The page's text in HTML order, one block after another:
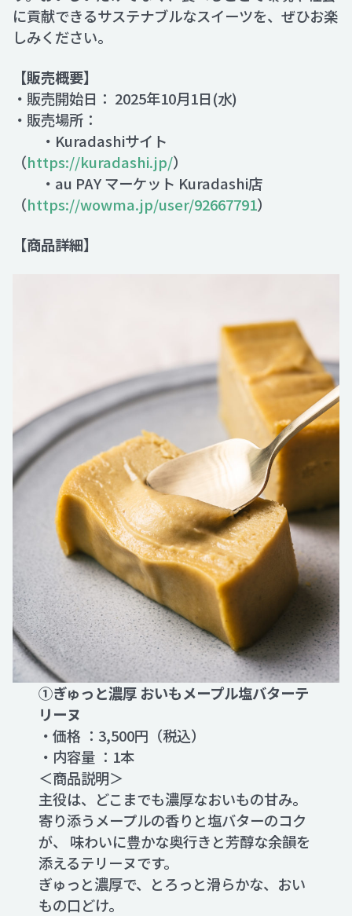
に貢献できるサステナブルなスイーツを、ぜひお楽
しみください。
【販売概要】
・販売開始日： 2025年10月1日(水)
・販売場所：
・Kuradashiサイト
（https://kuradashi.jp/）
・au PAY マーケット Kuradashi店
（https://wowma.jp/user/92667791）
【商品詳細】
①ぎゅっと濃厚 おいもメープル塩バターテ
リーヌ
・価格 ：3,500円（税込）
・内容量 ：1本
＜商品説明＞
主役は、どこまでも濃厚なおいもの甘み。
寄り添うメープルの香りと塩バターのコク
が、 味わいに豊かな奥行きと芳醇な余韻を
添えるテリーヌです。
ぎゅっと濃厚で、とろっと滑らかな、おい
もの口どけ。